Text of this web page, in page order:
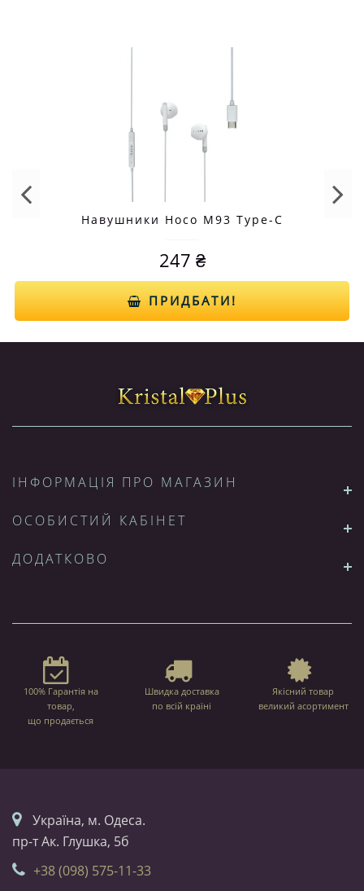
Навушники Hoco M93 Type-C
247 ₴
ПРИДБАТИ!
ІНФОРМАЦІЯ ПРО МАГАЗИН
ОСОБИСТИЙ КАБІНЕТ
ДОДАТКОВО
100% Гарантія на
товар,
що продається
Швидка доставка
по всій країні
Якісний товар
великий асортимент
Українa, м. Одеса.
пр-т Ак. Глушка, 5б
+38 (098) 575-11-33